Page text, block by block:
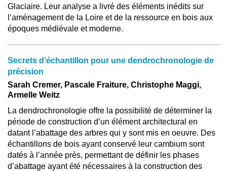
Glaciaire. Leur analyse a livré des éléments inédits sur
l’aménagement de la Loire et de la ressource en bois aux
époques médiévale et moderne.
Secrets d’échantillon pour une dendrochronologie de
précision
Sarah Cremer, Pascale Fraiture, Christophe Maggi,
Armelle Weitz
La dendrochronologie offre la possibilité de déterminer la
période de construction d’un élément architectural en
datant l’abattage des arbres qui y sont mis en oeuvre. Des
échantillons de bois ayant conservé leur cambium sont
datés à l’année près, permettant de définir les phases
d’abattage ayant été nécessaires à la construction des